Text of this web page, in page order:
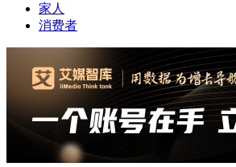
家人
消费者